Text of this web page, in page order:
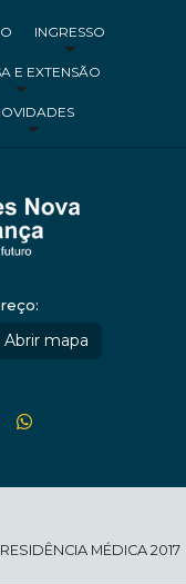
INGRESSO
E EXTENSÃO
Abrir mapa
MÉDICA 2017